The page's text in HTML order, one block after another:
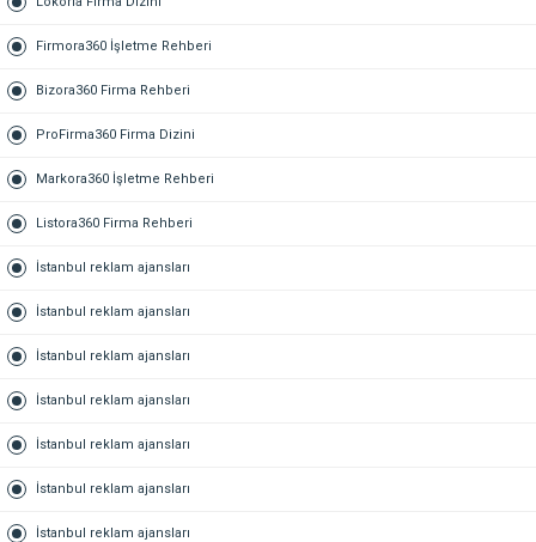
Firmora360 İşletme Rehberi
Bizora360 Firma Rehberi
ProFirma360 Firma Dizini
Markora360 İşletme Rehberi
Listora360 Firma Rehberi
İstanbul reklam ajansları
İstanbul reklam ajansları
İstanbul reklam ajansları
İstanbul reklam ajansları
İstanbul reklam ajansları
İstanbul reklam ajansları
İstanbul reklam ajansları